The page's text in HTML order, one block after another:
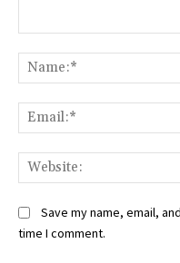
Save my name, email,
time I comment.